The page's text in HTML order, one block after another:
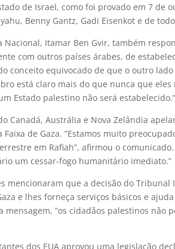
de Israel, como foi provado em 7 de
Benny Gantz, Gadi Eisenkot e de
Nacional, Itamar Ben Gvir, também
com outros países árabes, de
conceito equivocado de que o outro
está claro mais do que nunca que
Estado palestino não será estabelecido.”
Canadá, Austrália e Nova Zelândia
de Gaza. “Estamos muito
em Rafiah”, afirmou o
um cessar-fogo humanitário imediato.”
mencionaram que a decisão do Tribunal
e lhes forneça serviços básicos e
mensagem, “os cidadãos palestinos
dos EUA aprovou uma legislação